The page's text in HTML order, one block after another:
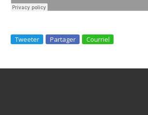
Tweeter Partager Courriel